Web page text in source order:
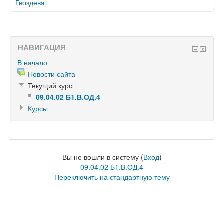
Гвоздева
НАВИГАЦИЯ
В начало
Новости сайта
Текущий курс
09.04.02 Б1.В.ОД.4
Курсы
Вы не вошли в систему (Вход)
09.04.02 Б1.В.ОД.4
Переключить на стандартную тему